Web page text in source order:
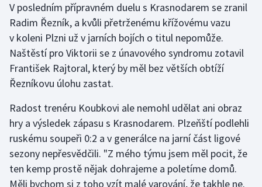
V posledním přípravném duelu s Krasnodarem se zranil
Radim Řezník, a kvůli přetrženému křížovému vazu
v koleni Plzni už v jarních bojích o titul nepomůže.
Naštěstí pro Viktorii se z únavového syndromu zotavil
František Rajtoral, který by měl bez větších obtíží
Řezníkovu úlohu zastat.
Radost trenéru Koubkovi ale nemohl udělat ani obraz
hry a výsledek zápasu s Krasnodarem. Plzeňští podlehli
ruskému soupeři 0:2 a v generálce na jarní část ligové
sezony nepřesvědčili. "Z mého týmu jsem měl pocit, že
ten kemp prostě nějak dohrajeme a poletíme domů.
Měli bychom si z toho vzít malé varování, že takhle ne.